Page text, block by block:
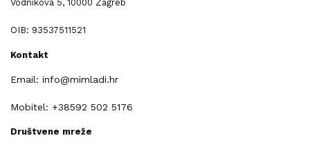
Vodnikova 5, 10000 Zagreb
OIB: 93537511521
Kontakt
Email: info@mimladi.hr
Mobitel: +38592 502 5176
Društvene mreže